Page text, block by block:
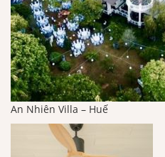
An Nhiên Villa – Huế